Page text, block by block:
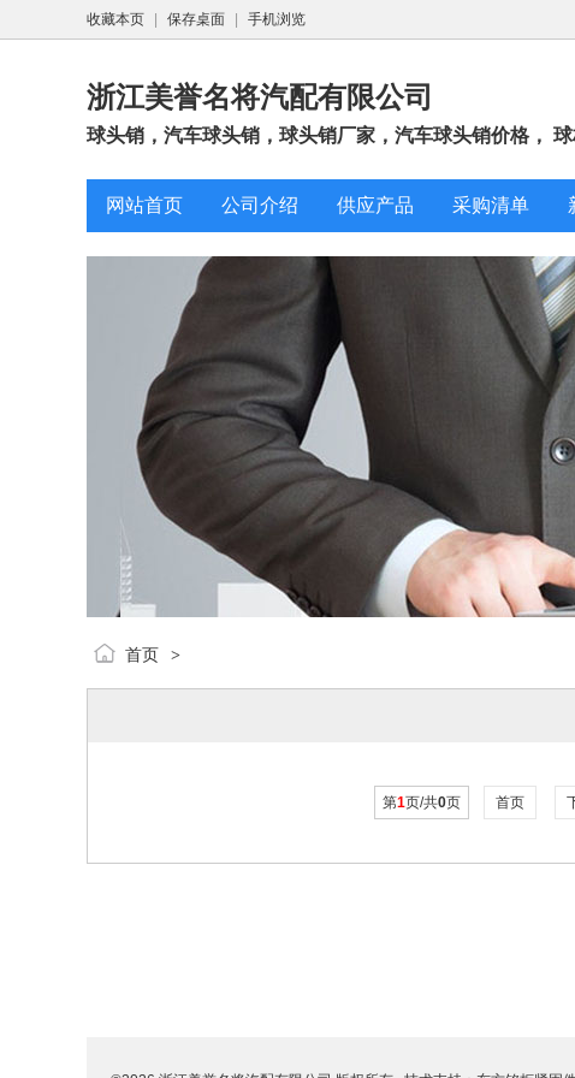
收藏本页 保存桌面 手机浏览
浙江美誉名将汽配有限公司
球头销，汽车球头销，球头销厂家，汽车球头销价格，
网站首页 公司介绍 供应产品 采购清单
首页 >
第1页/共0页 首页